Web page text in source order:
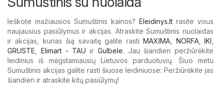
Ieškote mažiausios Sumuštinis kainos? Eleidinys.lt rasite visus
naujausius pasiūlymus ir akcijas. Atraskite Sumuštinis nuolaidas
ir akcijas, kurias šią savaitę galite rastiMAXIMA NORFA,IKI
GRUSTE
Elimart - TAU ir Gulbele. Jau šiandien peržiūrėkite
leidinius iš mėgstamiausių Lietuvos parduotuvių. Šiuo metu
Sumuštinis akcijas galite rasti šiuose leidiniuose: Peržiūrėkite jas
šiandien ir atraskite kitų pasiūlymų!